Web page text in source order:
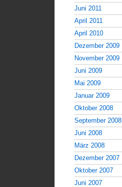
Juni 2011
April 2011
April 2010
Dezember 2009
November 2009
Juni 2009
Mai 2009
Januar 2009
Oktober 2008
September 2008
Juni 2008
März 2008
Dezember 2007
Oktober 2007
Juni 2007